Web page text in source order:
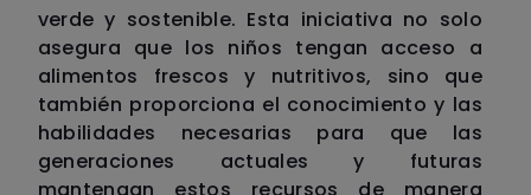
verde y sostenible. Esta iniciativa no solo
asegura que los niños tengan acceso a
alimentos frescos y nutritivos, sino que
también proporciona el conocimiento y las
habilidades necesarias para que las
generaciones actuales y futuras